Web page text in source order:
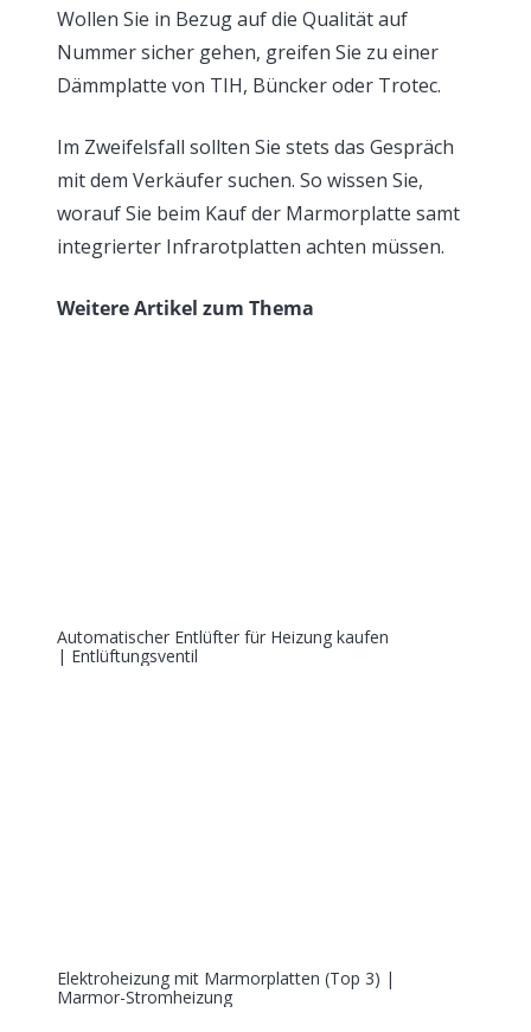
Wollen Sie in Bezug auf die Qualität auf
Nummer sicher gehen, greifen Sie zu einer
Dämmplatte von TIH, Büncker oder Trotec.
Im Zweifelsfall sollten Sie stets das Gespräch
mit dem Verkäufer suchen. So wissen Sie,
worauf Sie beim Kauf der Marmorplatte samt
integrierter Infrarotplatten achten müssen.
Weitere Artikel zum Thema
Automatischer Entlüfter für Heizung kaufen
| Entlüftungsventil
Elektroheizung mit Marmorplatten (Top 3) |
Marmor-Stromheizung